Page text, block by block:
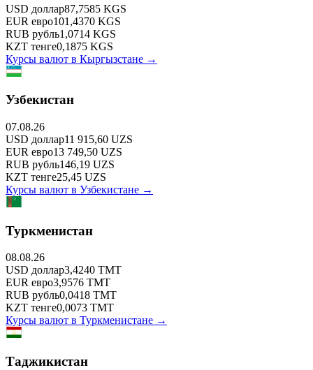
USD доллар87,7585 KGS
EUR евро101,4370 KGS
RUB рубль1,0714 KGS
KZT тенге0,1875 KGS
Курсы валют в Кыргызстане →
Узбекистан
07.08.26
USD доллар11 915,60 UZS
EUR евро13 749,50 UZS
RUB рубль146,19 UZS
KZT тенге25,45 UZS
Курсы валют в Узбекистане →
Туркменистан
08.08.26
USD доллар3,4240 TMT
EUR евро3,9576 TMT
RUB рубль0,0418 TMT
KZT тенге0,0073 TMT
Курсы валют в Туркменистане →
Таджикистан